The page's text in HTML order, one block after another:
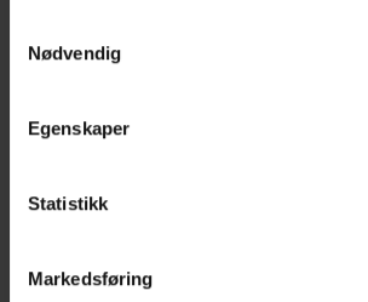
Nødvendig
Egenskaper
Statistikk
Markedsføring